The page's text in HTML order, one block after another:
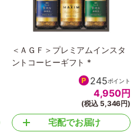
＜ＡＧＦ＞プレミアムインスタ
ントコーヒーギフト *
245ポイント
4,950円
(税込 5,346円)
宅配でお届け